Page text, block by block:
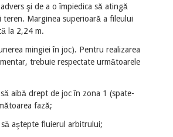
şi de a o împiedica să atingă
Marginea superioară a fileului
la 2,24 m.
mingiei în joc). Pentru realizarea
trebuie respectate următoarele
aibă drept de joc în zona 1 (spate-
fază;
aştepte fluierul arbitrului;